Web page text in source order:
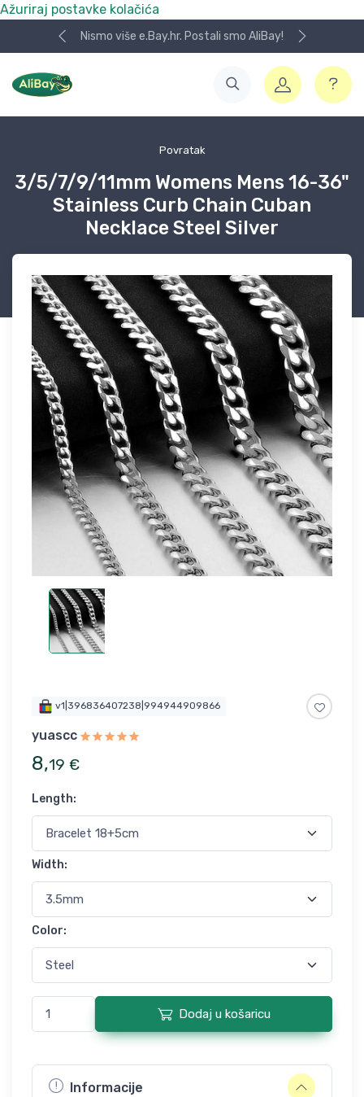
Ažuriraj postavke kolačića
Nismo više e.Bay.hr. Postali smo AliBay!
Povratak
3/5/7/9/11mm Womens Mens 16-36"
Stainless Curb Chain Cuban
Necklace Steel Silver
v1|396836407238|994944909866
yuascc
8,19 €
Length:
Width:
Color:
Dodaj u košaricu
Informacije